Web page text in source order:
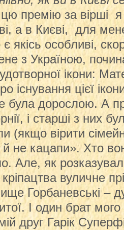
премію за вірші я
а в Києві, для
якісь особливі,
з Україною,
ікони:
існування цієї
була дорослою. А
і старші з них
(якщо вірити
не кацапи». Хто
Але, як
вуличне
Горбаневські
І один брат
друг Гарік